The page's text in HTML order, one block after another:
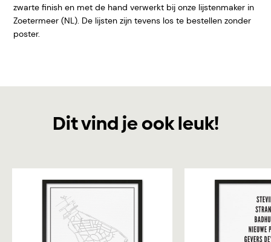
zwarte finish en met de hand verwerkt bij onze lijstenmaker in
Zoetermeer (NL). De lijsten zijn tevens los te bestellen zonder
poster.
Dit vind je ook leuk!